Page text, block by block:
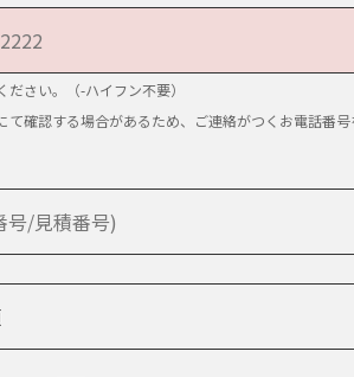
により当該事務の遂行に支障を及ぼす
る場合があります。
歴、購入履歴など、本サービスのご
ビスに関する情報
ープ関連会社
さい。（-ハイフン不要）
て確認する場合があるため、ご連絡がつくお電話番号